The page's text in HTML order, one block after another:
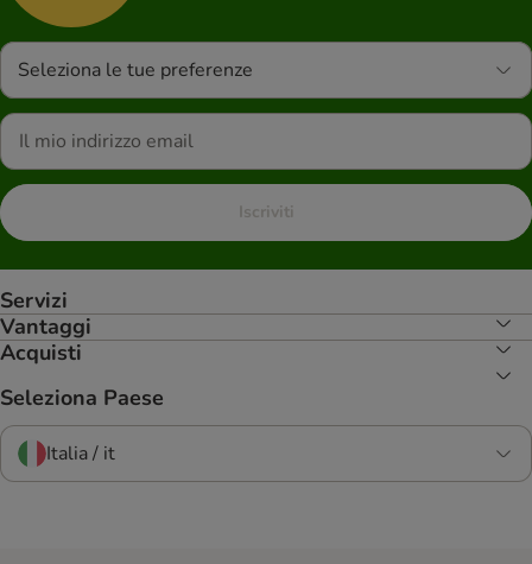
Seleziona le tue preferenze
Iscriviti
Servizi
Vantaggi
Acquisti
Seleziona Paese
Italia / it